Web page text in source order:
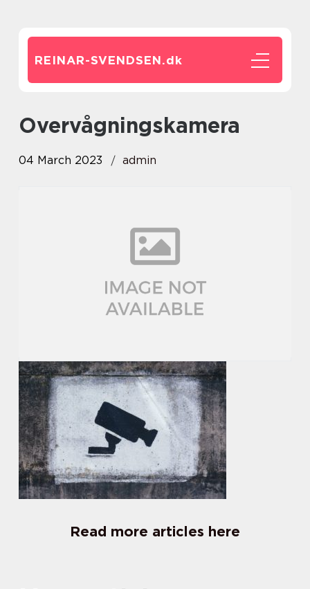
REINAR-SVENDSEN.dk
overvågningskamera
04 March 2023 admin
Read more articles here